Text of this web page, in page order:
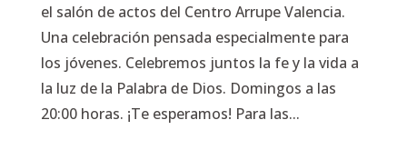
el salón de actos del Centro Arrupe Valencia.
Una celebración pensada especialmente para
los jóvenes. Celebremos juntos la fe y la vida a
la luz de la Palabra de Dios. Domingos a las
20:00 horas. ¡Te esperamos! Para las...